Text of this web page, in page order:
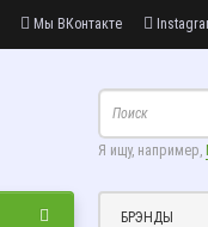
Мы ВКонтакте
Я ищу, например,
БРЭНДЫ